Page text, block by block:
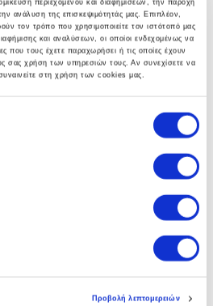
περιεχομένου και διαφημίσεων, την παροχή
ανάλυση της επισκεψιμότητάς μας. Επιπλέον,
τον τρόπο που χρησιμοποιείτε τον ιστότοπό μας
και αναλύσεων, οι οποίοι ενδεχομένως να
που τους έχετε παραχωρήσει ή τις οποίες έχουν
σας χρήση των υπηρεσιών τους. Αν συνεχίσετε να
στη χρήση των cookies μας.
Προβολή λεπτομερειών
βοηθούν στην αναπτύξη
λύσεων υποδομής.
των συμβούλων μας στο Soft1
συνεργασία με την SoftOne
σας τα οφέλη απο την